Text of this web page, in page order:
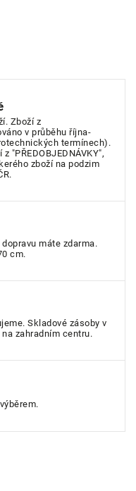
Zboží z
v průběhu října-
termínech).
"PŘEDOBJEDNÁVKY",
zboží na podzim
máte zdarma.
cm.
Skladové zásoby v
zahradním centru.